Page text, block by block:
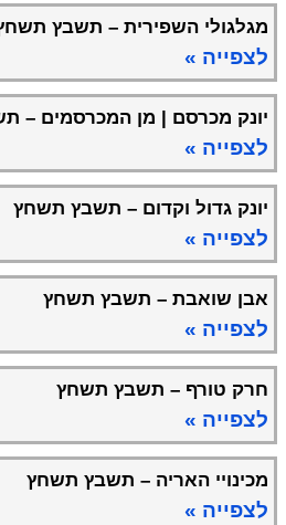
מגלגולי השפירית – תשבץ
לצפייה »
יונק מכרסם | מן המכרסמים –
לצפייה »
יונק גדול וקדום – תשבץ תשחץ
לצפייה »
אבן שואבת – תשבץ תשחץ
לצפייה »
חרק טורף – תשבץ תשחץ
לצפייה »
מכינויי האריה – תשבץ תשחץ
לצפייה »